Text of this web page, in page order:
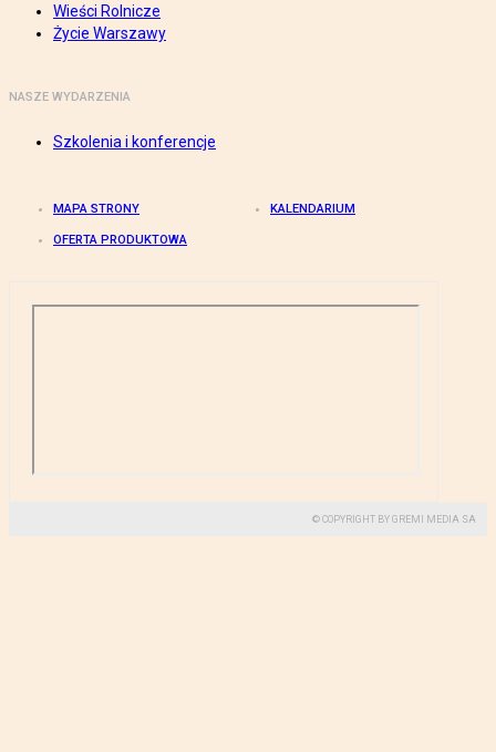
Wieści Rolnicze
Życie Warszawy
NASZE WYDARZENIA
Szkolenia i konferencje
MAPA STRONY KALENDARIUM
OFERTA PRODUKTOWA
© COPYRIGHT BY GREMI MEDIA SA